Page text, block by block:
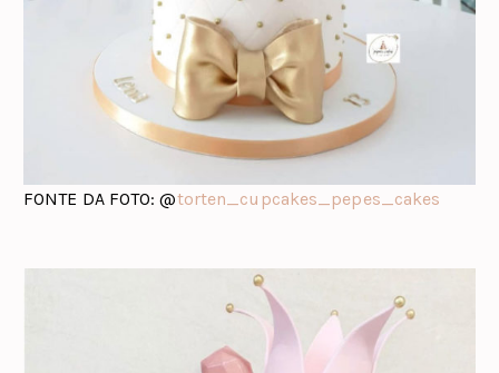
FONTE DA FOTO: @torten_cupcakes_pepes_cakes